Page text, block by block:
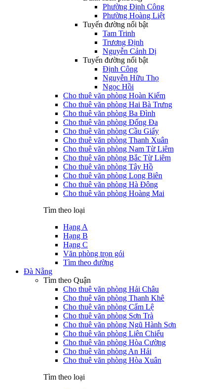
Phường Định Công
Phường Hoàng Liệt
Tuyến đường nổi bật
Tam Trinh
Trương Định
Nguyễn Cảnh Dị
Tuyến đường nổi bật
Định Công
Nguyễn Hữu Thọ
Ngọc Hồi
Cho thuê văn phòng Hoàn Kiếm
Cho thuê văn phòng Hai Bà Trưng
Cho thuê văn phòng Ba Đình
Cho thuê văn phòng Đống Đa
Cho thuê văn phòng Cầu Giấy
Cho thuê văn phòng Thanh Xuân
Cho thuê văn phòng Nam Từ Liêm
Cho thuê văn phòng Bắc Từ Liêm
Cho thuê văn phòng Tây Hồ
Cho thuê văn phòng Long Biên
Cho thuê văn phòng Hà Đông
Cho thuê văn phòng Hoàng Mai
Tìm theo loại
Hạng A
Hạng B
Hạng C
Văn phòng trọn gói
Tìm theo đường
Đà Nẵng
Tìm theo Quận
Cho thuê văn phòng Hải Châu
Cho thuê văn phòng Thanh Khê
Cho thuê văn phòng Cẩm Lệ
Cho thuê văn phòng Sơn Trà
Cho thuê văn phòng Ngũ Hành Sơn
Cho thuê văn phòng Liên Chiểu
Cho thuê văn phòng Hòa Cường
Cho thuê văn phòng An Hải
Cho thuê văn phòng Hòa Xuân
Tìm theo loại